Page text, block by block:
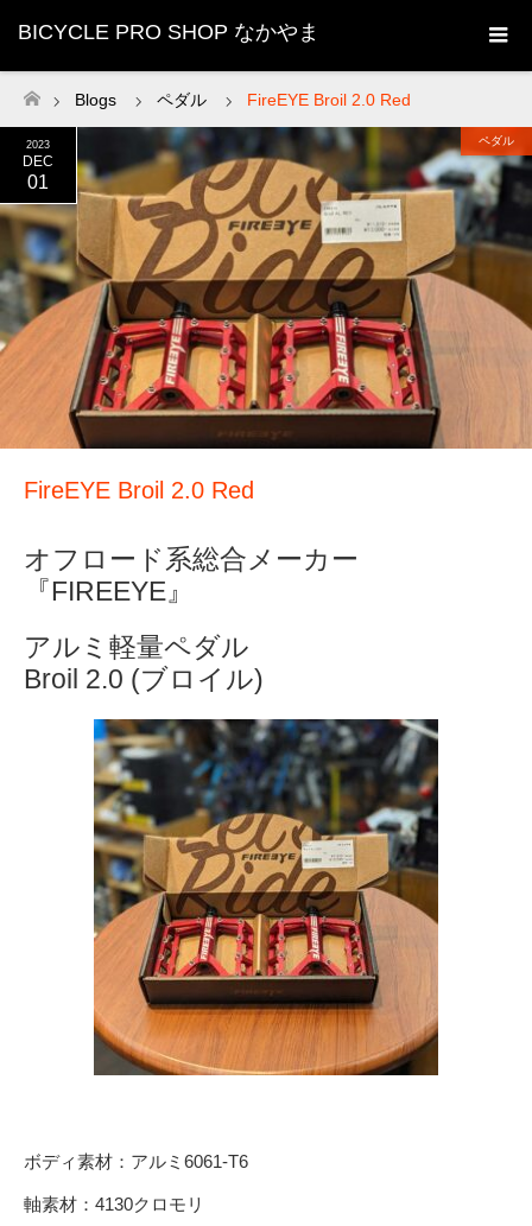
BICYCLE PRO SHOP なかやま
ホーム
Blogs ペダル FireEYE Broil 2.0 Red
2023
DEC
01
ペダル
FireEYE Broil 2.0 Red
オフロード系総合メーカー
『FIREEYE』
アルミ軽量ペダル
Broil 2.0 (ブロイル)
ボディ素材：アルミ6061-T6
軸素材：4130クロモリ